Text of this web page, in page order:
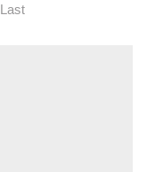
Last